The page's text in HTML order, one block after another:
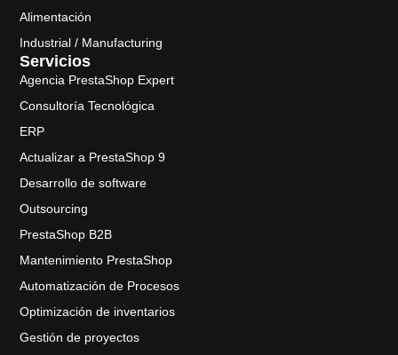
Alimentación
Industrial / Manufacturing
Servicios
Agencia PrestaShop Expert
Consultoría Tecnológica
ERP
Actualizar a PrestaShop 9
Desarrollo de software
Outsourcing
PrestaShop B2B
Mantenimiento PrestaShop
Automatización de Procesos
Optimización de inventarios
Gestión de proyectos